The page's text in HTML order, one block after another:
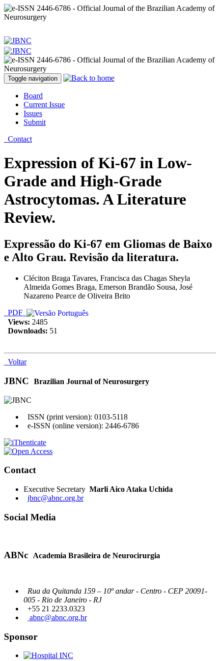
Toggle navigation
Board
Current Issue
Issues
Submit
Contact
Expression of Ki-67 in Low-
Grade and High-Grade
Astrocytomas. A Literature
Review.
Expressão do Ki-67 em Gliomas de Baixo
e Alto Grau. Revisão da literatura.
Cléciton Braga Tavares, Francisca das Chagas Sheyla
Almeida Gomes Braga, Emerson Brandão Sousa, José
Nazareno Pearce de Oliveira Brito
PDF
Views: 2485
Downloads: 51
Voltar
JBNC Brazilian Journal of Neurosurgery
ISSN (print version): 0103-5118
e-ISSN (online version): 2446-6786
Contact
Executive Secretary Marli Aico Ataka Uchida
jbnc@abnc.org.br
Social Media
ABNc Academia Brasileira de Neurocirurgia
Rua da Quitanda 159 – 10º andar - Centro - CEP 20091-
005 - Rio de Janeiro - RJ
+55 21 2233.0323
abnc@abnc.org.br
Sponsor